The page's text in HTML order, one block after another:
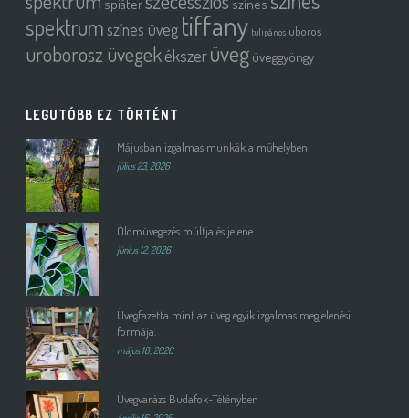
spiáter színes
spektrumszínes üveg tiffany tulipános uboros
uroborosz üvegekékszerüveg üveggyöngy
LEGUTÓBB EZ TÖRTÉNT
Májusban izgalmas munkák a műhelyben
július 23, 2026
Ólomüvegezés múltja és jelene
június 12, 2026
Üvegfazetta mint az üveg egyik izgalmas megjelenési
formája.
május 18, 2026
Üvegvarázs Budafok-Tétényben